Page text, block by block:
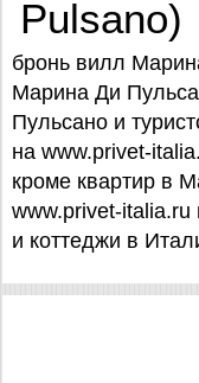
Pulsano)
бронь вилл
Марина Ди
Пульсано и
на www.privet-
кроме квартир в
www.privet-
и коттеджи в